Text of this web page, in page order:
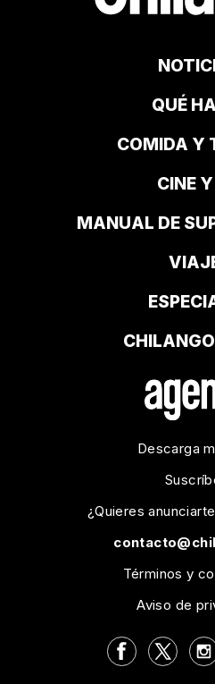
QUÉ
COMIDA Y
CINE
MANUAL DE
Descarga
¿Quieres
Términos y
Aviso de